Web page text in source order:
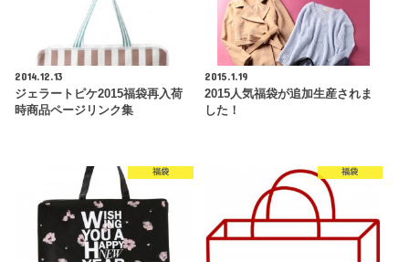
2014.12.13
ジェラートピケ2015福袋再入荷
時商品ページリンク集
2015.1.19
2015人気福袋が追加生産されま
した！
福袋 福袋